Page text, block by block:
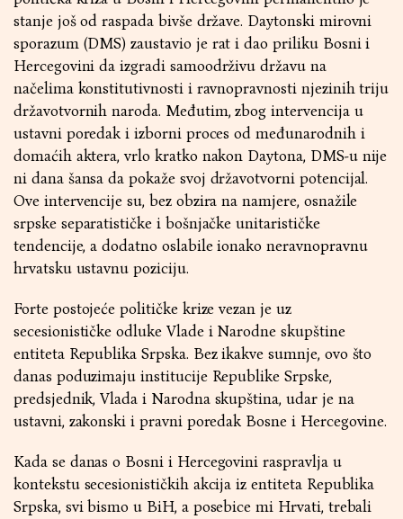
stanje još od raspada bivše države. Daytonski mirovni
sporazum (DMS) zaustavio je rat i dao priliku Bosni i
Hercegovini da izgradi samoodrživu državu na
načelima konstitutivnosti i ravnopravnosti njezinih triju
državotvornih naroda. Međutim, zbog intervencija u
ustavni poredak i izborni proces od međunarodnih i
domaćih aktera, vrlo kratko nakon Daytona, DMS-u nije
ni dana šansa da pokaže svoj državotvorni potencijal.
Ove intervencije su, bez obzira na namjere, osnažile
srpske separatističke i bošnjačke unitarističke
tendencije, a dodatno oslabile ionako neravnopravnu
hrvatsku ustavnu poziciju.
Forte postojeće političke krize vezan je uz
secesionističke odluke Vlade i Narodne skupštine
entiteta Republika Srpska. Bez ikakve sumnje, ovo što
danas poduzimaju institucije Republike Srpske,
predsjednik, Vlada i Narodna skupština, udar je na
ustavni, zakonski i pravni poredak Bosne i Hercegovine.
Kada se danas o Bosni i Hercegovini raspravlja u
kontekstu secesionističkih akcija iz entiteta Republika
Srpska, svi bismo u BiH, a posebice mi Hrvati, trebali